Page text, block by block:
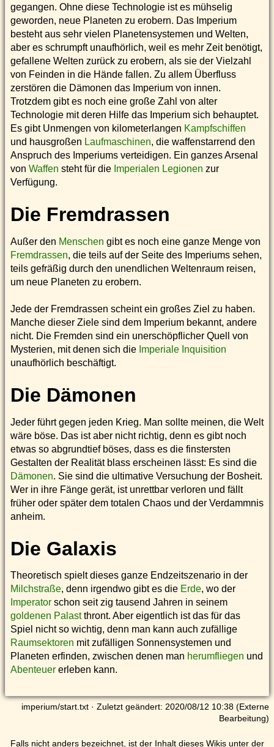
gegangen. Ohne diese Technologie ist es mühselig
geworden, neue Planeten zu erobern. Das Imperium
besteht aus sehr vielen Planetensystemen und Welten,
aber es schrumpft unaufhörlich, weil es mehr Zeit benötigt,
gefallene Welten zurück zu erobern, als sie der Vielzahl
von Feinden in die Hände fallen. Zu allem Überfluss
zerstören die Dämonen das Imperium von innen.
Trotzdem gibt es noch eine große Zahl von alter
Technologie mit deren Hilfe das Imperium sich behauptet.
Es gibt Unmengen von kilometerlangen Kampfschiffen
und hausgroßen Laufmaschinen, die waffenstarrend den
Anspruch des Imperiums verteidigen. Ein ganzes Arsenal
von Waffen steht für die Imperialen Legionen zur
Verfügung.
Die Fremdrassen
Außer den Menschen gibt es noch eine ganze Menge von
Fremdrassen, die teils auf der Seite des Imperiums sehen,
teils gefräßig durch den unendlichen Weltenraum reisen,
um neue Planeten zu erobern.
Jede der Fremdrassen scheint ein großes Ziel zu haben.
Manche dieser Ziele sind dem Imperium bekannt, andere
nicht. Die Fremden sind ein unerschöpflicher Quell von
Mysterien, mit denen sich die Imperiale Inquisition
unaufhörlich beschäftigt.
Die Dämonen
Jeder führt gegen jeden Krieg. Man sollte meinen, die Welt
wäre böse. Das ist aber nicht richtig, denn es gibt noch
etwas so abgrundtief böses, dass es die finstersten
Gestalten der Realität blass erscheinen lässt: Es sind die
Dämonen. Sie sind die ultimative Versuchung der Bosheit.
Wer in ihre Fänge gerät, ist unrettbar verloren und fällt
früher oder später dem totalen Chaos und der Verdammnis
anheim.
Die Galaxis
Theoretisch spielt dieses ganze Endzeitszenario in der
Milchstraße, denn irgendwo gibt es die Erde, wo der
Imperator schon seit zig tausend Jahren in seinem
goldenen Palastthront. Aber eigentlich ist das für das
Spiel nicht so wichtig, denn man kann auch zufällige
Raumsektoren mit zufälligen Sonnensystemen und
Planeten erfinden, zwischen denen man herumfliegen und
Abenteuer erleben kann.
imperium/start.txt · Zuletzt geändert: 2020/08/12 10:38 (Externe
Bearbeitung)
Falls nicht anders bezeichnet, ist der Inhalt dieses Wikis unter der